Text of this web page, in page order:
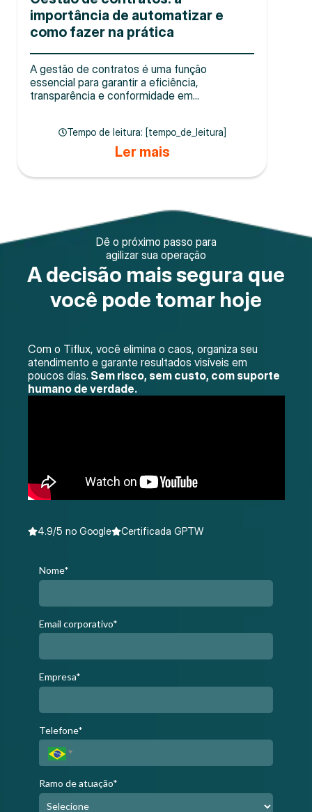
importância de automatizar e
como fazer na prática
A gestão de contratos é uma função
essencial para garantir a eficiência,
transparência e conformidade em...
Tempo de leitura: [tempo_de_leitura]
Ler mais
Dê o próximo passo para
agilizar sua operação
A decisão mais segura que
você pode tomar hoje
Com o Tiflux, você elimina o caos, organiza seu
atendimento e garante resultados visíveis em
poucos dias. Sem risco, sem custo, com suporte
humano de verdade.
4.9/5 no Google Certificada GPTW
Nome*
Email corporativo*
Empresa*
Telefone*
Ramo de atuação*